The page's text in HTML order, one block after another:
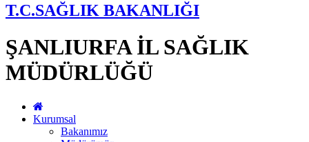
T.C.SAĞLIK BAKANLIĞI
ŞANLIURFA İL SAĞLIK
MÜDÜRLÜĞÜ
Kurumsal
Bakanımız